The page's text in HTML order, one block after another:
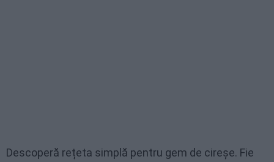
Descoperă rețeta simplă pentru gem de cireșe. Fie